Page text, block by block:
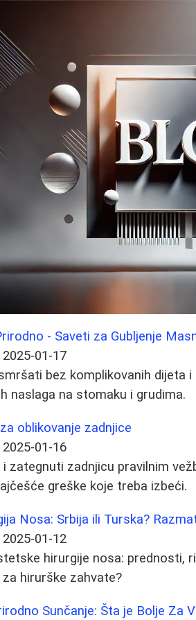
- Saveti za Gubljenje
2025-01-17
bez komplikovanih dijeta
naslaga na stomaku i grudima.
oblikovanje zadnjice
2025-01-16
zategnuti zadnjicu pravilnim
greške koje treba izbeći.
Nosa: Srbija ili Turska?
2025-01-12
hirurgije nosa: prednosti,
hirurške zahvate?
Sunčanje: Šta je Bolje Za